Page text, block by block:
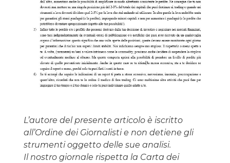
L’autore del presente articolo è iscritto
all’Ordine dei Giornalisti e non detiene gli
strumenti oggetto delle sue analisi.
Il nostro giornale rispetta la Carta dei